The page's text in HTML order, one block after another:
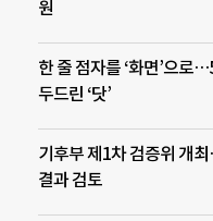
원
한 줄 점자를 ‘화면’으로
두드린 ‘닷’
기후부 제1차 검증위 개
결과 검토